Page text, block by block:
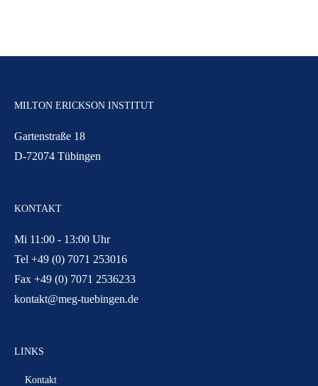
MILTON ERICKSON INSTITUT
Gartenstraße 18
D-72074 Tübingen
KONTAKT
Mi 11:00 - 13:00 Uhr
Tel +49 (0) 7071 253016
Fax +49 (0) 7071 2536233
kontakt@meg-tuebingen.de
LINKS
Kontakt